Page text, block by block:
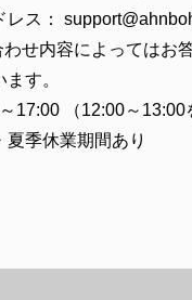
レス：
せ内容によってはお
す。
17:00 （12:00～13:00
夏季休業期間あり